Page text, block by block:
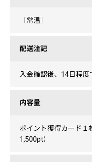
［常温］
配送注記
入金確認後、14日程度
内容量
ポイント獲得カード１
1,500pt）